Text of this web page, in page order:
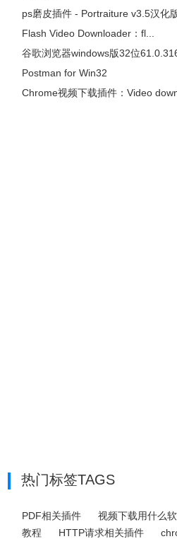
ps磨皮插件 - Portraiture v3.5汉化
Flash Video Downloader：fl...
谷歌浏览器windows版32位
Postman for Win32
Chrome视频下载插件：Video
热门标签TAGS
PDF相关插件
视频下载用什么
教程
HTTP请求相关插件